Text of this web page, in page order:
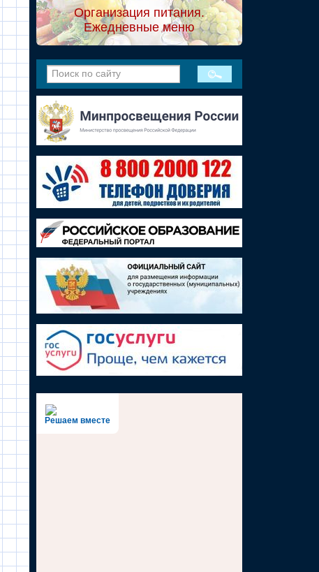
Организация питания.
Ежедневные меню
Решаем вместе